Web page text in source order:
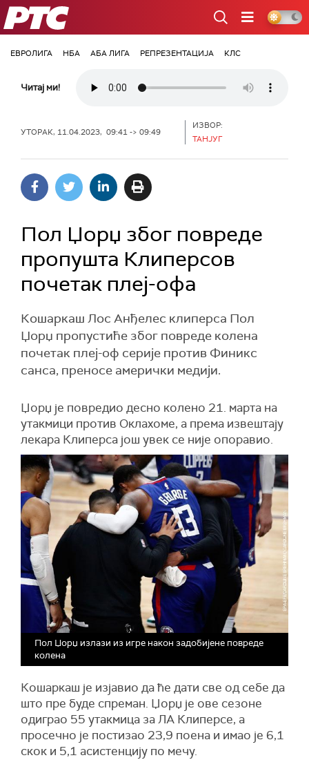
РТС
ЕВРОЛИГА НБА АБА ЛИГА РЕПРЕЗЕНТАЦИЈА КЛС
Читај ми!
УТОРАК, 11.04.2023, 09:41 -> 09:49
ИЗВОР:
ТАНЈУГ
Пол Џорџ због повреде
пропушта Клиперсов
почетак плеј-офа
Кошаркаш Лос Анђелес клиперса Пол
Џорџ пропустиће због повреде колена
почетак плеј-оф серије против Финикс
санса, преносе амерички медији.
Џорџ је повредио десно колено 21. марта на
утакмици против Оклахоме, а према извештају
лекара Клиперса још увек се није опоравио.
Пол Џорџ излази из игре након задобијене повреде
колена
Кошаркаш је изјавио да ће дати све од себе да
што пре буде спреман. Џорџ је ове сезоне
одиграо 55 утакмица за ЛА Клиперсе, а
просечно је постизао 23,9 поена и имао је 6,1
скок и 5,1 асистенцију по мечу.